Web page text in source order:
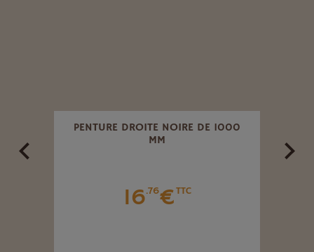
PENTURE DROITE NOIRE DE 1000
MM
16.76€TTC